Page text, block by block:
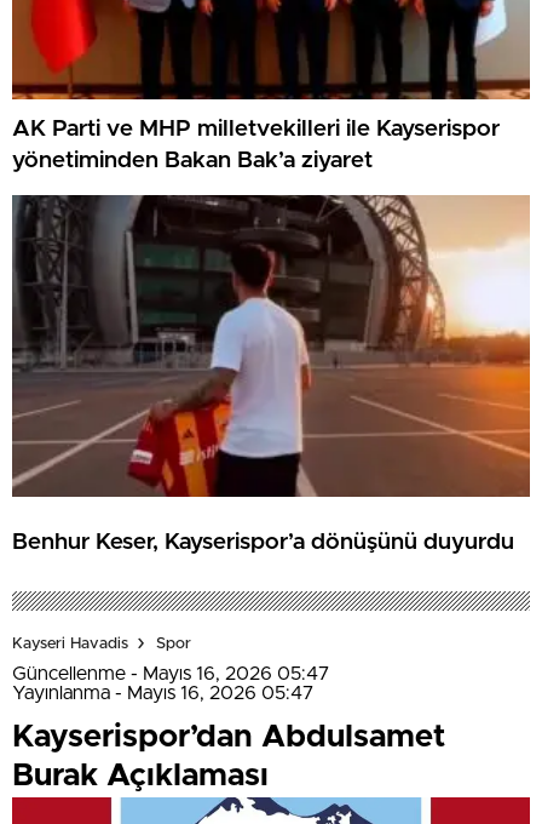
AK Parti ve MHP milletvekilleri ile Kayserispor
yönetiminden Bakan Bak’a ziyaret
Benhur Keser, Kayserispor’a dönüşünü duyurdu
Kayseri Havadis Spor
Güncellenme - Mayıs 16, 2026 05:47
Yayınlanma - Mayıs 16, 2026 05:47
Kayserispor’dan Abdulsamet
Burak Açıklaması